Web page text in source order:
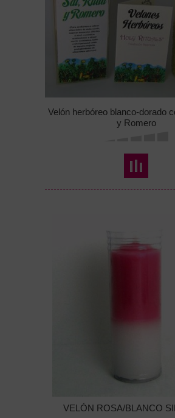
Velón herbóreo blanco-dorado
y Romero
VELÓN ROSA/BLANCO